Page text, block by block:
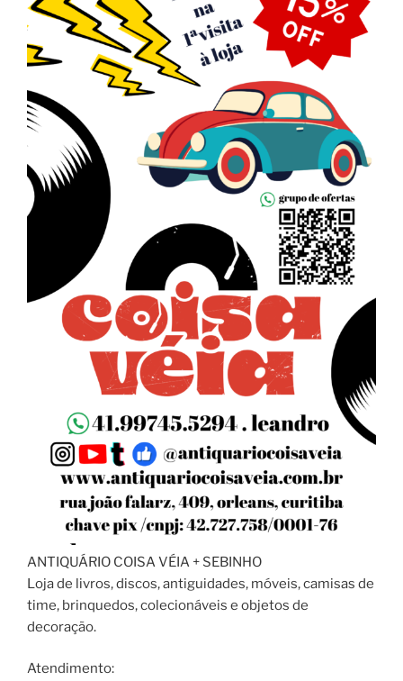
ANTIQUÁRIO COISA VÉIA + SEBINHO
Loja de livros, discos, antiguidades, móveis, camisas de
time, brinquedos, colecionáveis e objetos de
decoração.
Atendimento: